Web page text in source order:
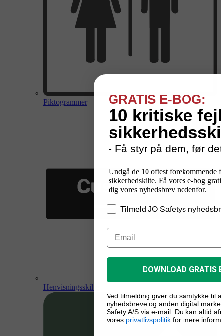
Piktogrammer
Henvisningsskilte
GRATIS E-BOG:
10 kritiske
- Få styr på dem, før
Undgå de 10 oftest forekommende
sikkerhedskilte. Få vores e-bog
dig vores nyhedsbrev nedenfor.
Tilmeld JO Safetys
DOWNLOAD GRATIS
Ved tilmelding giver du samtykke til
nyhedsbreve og anden digital
Safety A/S via e-mail. Du kan altid
vores privatlivspolitik for mere